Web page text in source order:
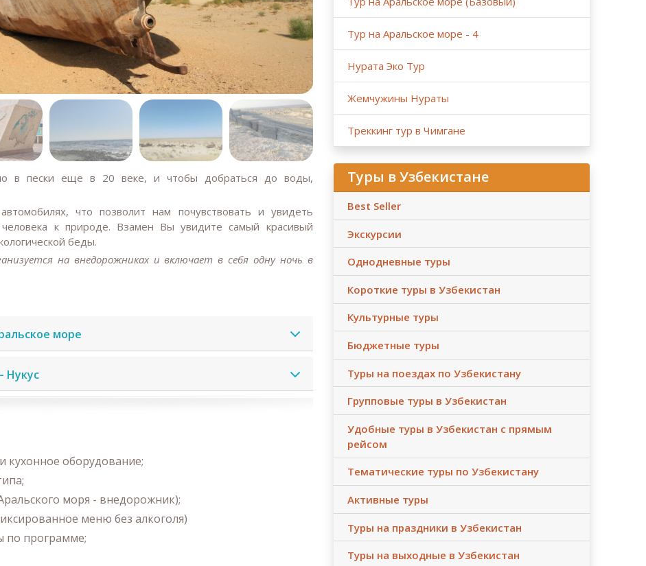
в пески еще в 20 веке, и чтобы добраться до воды,
что позволит нам почувствовать и увидеть
человека к природе. Взамен Вы увидите самый красивый
беды.
на внедорожниках и включает в себя одну ночь в
море
Нукус
оборудование;
моря - внедорожник);
меню без алкоголя)
по программе;
Тур на Аральское море - 4
Нурата Эко Тур
Жемчужины Нураты
Треккинг тур в Чимгане
Туры в Узбекистане
Best Seller
Экскурсии
Однодневные туры
Короткие туры в Узбекистан
Культурные туры
Бюджетные туры
Туры на поездах по Узбекистану
Групповые туры в Узбекистан
Удобные туры в Узбекистан с прямым
рейсом
Тематические туры по Узбекистану
Активные туры
Туры на праздники в Узбекистан
Туры на выходные в Узбекистан